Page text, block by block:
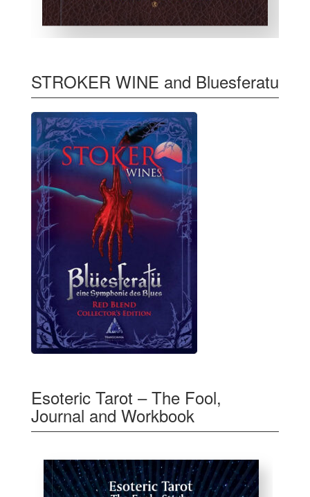
STROKER WINE and Bluesferatu
Esoteric Tarot – The Fool,
Journal and Workbook